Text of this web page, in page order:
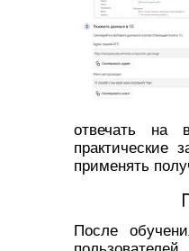
отвечать на
практические
применять
После